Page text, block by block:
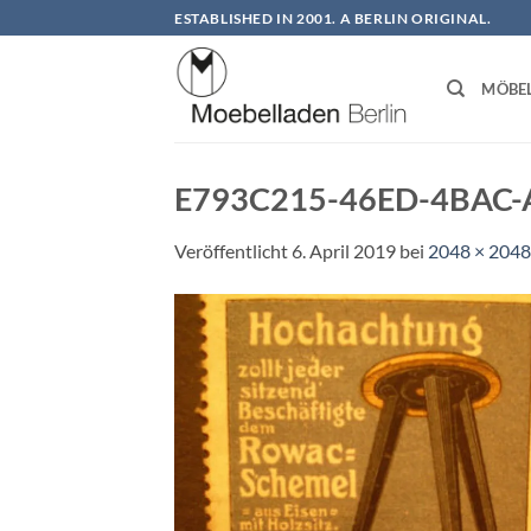
Inhalt
ESTABLISHED IN 2001. A BERLIN ORIGINAL.
E793C215-46ED-
Veröffentlicht 6. April 2019 bei 2048 × 2048